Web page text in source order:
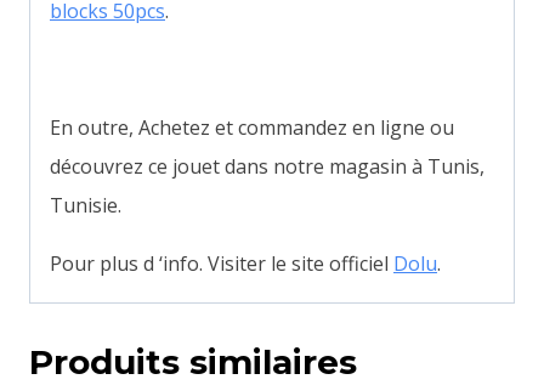
blocks 50pcs.
En outre, Achetez et commandez en ligne ou
découvrez ce jouet dans notre magasin à Tunis,
Tunisie.
Pour plus d ‘info. Visiter le site officiel Dolu.
Produits similaires